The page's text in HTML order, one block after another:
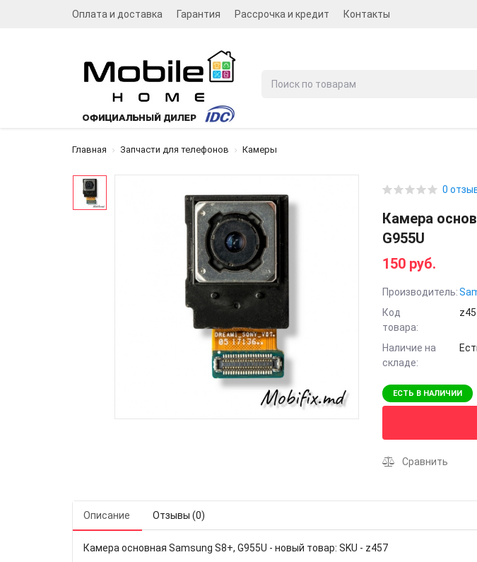
Оплата и доставка Гарантия Рассрочка и кредит Контакты
Главная Запчасти для телефонов Камеры
0
Камера
G955U
150 руб.
Производитель:
Код
товара:
Наличие на
складе:
ЕСТЬ В НАЛИЧИИ
Сравнить
Описание Отзывы (0)
Камера основная Samsung S8+, G955U - новый товар: SKU - z457